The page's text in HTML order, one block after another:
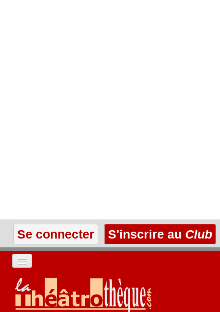
Se connecter S'inscrire au Club
ACCUEIL
LES TEXTES